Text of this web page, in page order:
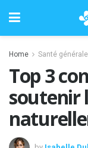
Home Santé générale
Top 3
soutenir